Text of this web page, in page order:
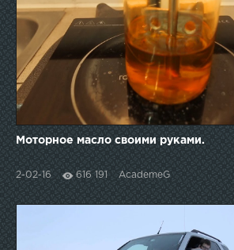
Моторное масло своими руками.
2-02-16 616 191 AcademeG